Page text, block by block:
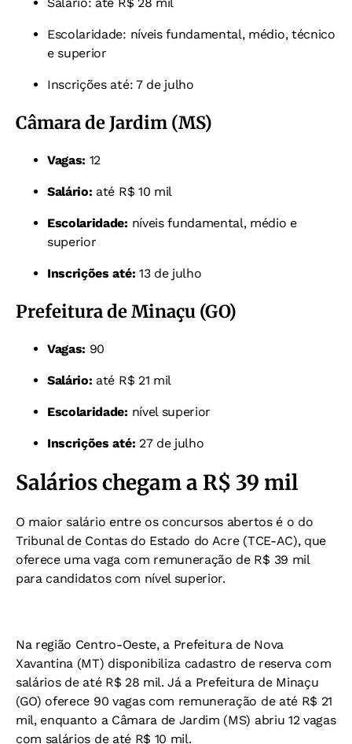
Escolaridade: níveis fundamental, médio, técnico
e superior
Inscrições até: 7 de julho
Câmara de Jardim (MS)
Vagas: 12
Salário: até R$ 10 mil
Escolaridade: níveis fundamental, médio e
superior
Inscrições até: 13 de julho
Prefeitura de Minaçu (GO)
Vagas: 90
Salário: até R$ 21 mil
Escolaridade: nível superior
Inscrições até: 27 de julho
Salários chegam a R$ 39 mil
O maior salário entre os concursos abertos é o do
Tribunal de Contas do Estado do Acre (TCE-AC), que
oferece uma vaga com remuneração de R$ 39 mil
para candidatos com nível superior.
Na região Centro-Oeste, a Prefeitura de Nova
Xavantina (MT) disponibiliza cadastro de reserva com
salários de até R$ 28 mil. Já a Prefeitura de Minaçu
(GO) oferece 90 vagas com remuneração de até R$ 21
mil, enquanto a Câmara de Jardim (MS) abriu 12 vagas
com salários de até R$ 10 mil.